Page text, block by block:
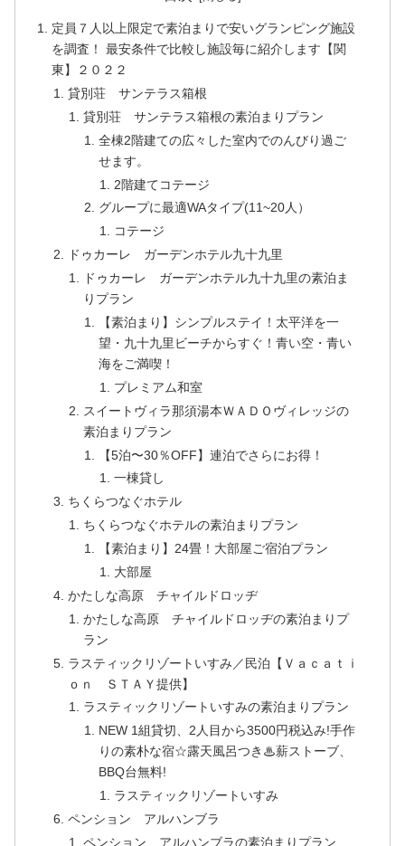
定員７人以上限定で素泊まりで安いグランピング施設
を調査！ 最安条件で比較し施設毎に紹介します【関
東】２０２２
貸別荘 サンテラス箱根
貸別荘 サンテラス箱根の素泊まりプラン
全棟2階建ての広々した室内でのんびり過ご
せます。
2階建てコテージ
グループに最適WAタイプ(11~20人）
コテージ
ドゥカーレ ガーデンホテル九十九里
ドゥカーレ ガーデンホテル九十九里の素泊ま
りプラン
【素泊まり】シンプルステイ！太平洋を一
望・九十九里ビーチからすぐ！青い空・青い
海をご満喫！
プレミアム和室
スイートヴィラ那須湯本ＷＡＤＯヴィレッジの
素泊まりプラン
【5泊〜30％OFF】連泊でさらにお得！
一棟貸し
ちくらつなぐホテル
ちくらつなぐホテルの素泊まりプラン
【素泊まり】24畳！大部屋ご宿泊プラン
大部屋
かたしな高原 チャイルドロッヂ
かたしな高原 チャイルドロッヂの素泊まりプ
ラン
ラスティックリゾートいすみ／民泊【Ｖａｃａｔｉ
ｏｎ ＳＴＡＹ提供】
ラスティックリゾートいすみの素泊まりプラン
NEW 1組貸切、2人目から3500円税込み!手作
りの素朴な宿☆露天風呂つき♨薪ストーブ、
BBQ台無料!
ラスティックリゾートいすみ
ペンション アルハンブラ
ペンション アルハンブラの素泊まりプラン